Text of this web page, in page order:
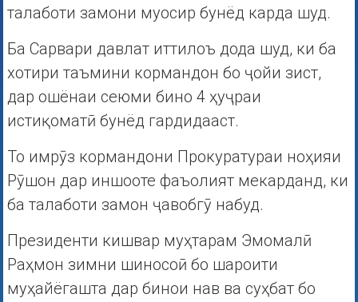
талаботи замони муосир бунёд карда шуд.
Ба Сарвари давлат иттилоъ дода шуд, ки ба
хотири таъмини кормандон бо ҷойи зист,
дар ошёнаи сеюми бино 4 ҳуҷраи
истиқоматӣ бунёд гардидааст.
То имрӯз кормандони Прокуратураи ноҳияи
Рӯшон дар иншооте фаъолият мекарданд, ки
ба талаботи замон ҷавобгӯ набуд.
Президенти кишвар муҳтарам Эмомалӣ
Раҳмон зимни шиносоӣ бо шароити
муҳайёгашта дар бинои нав ва суҳбат бо